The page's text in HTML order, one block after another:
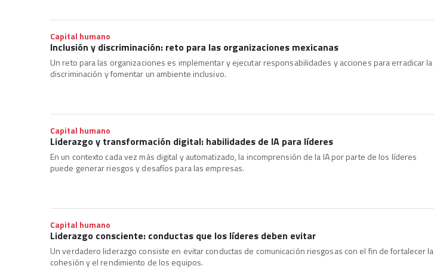
Capital humano
Inclusión y discriminación: reto para las organizaciones mexicanas
Un reto para las organizaciones es implementar y ejecutar responsabilidades y acciones para erradicar la
discriminación y fomentar un ambiente inclusivo.
Capital humano
Liderazgo y transformación digital: habilidades de IA para líderes
En un contexto cada vez más digital y automatizado, la incomprensión de la IA por parte de los líderes
puede generar riesgos y desafíos para las empresas.
Capital humano
Liderazgo consciente: conductas que los líderes deben evitar
Un verdadero liderazgo consiste en evitar conductas de comunicación riesgosas con el fin de fortalecer la
cohesión y el rendimiento de los equipos.